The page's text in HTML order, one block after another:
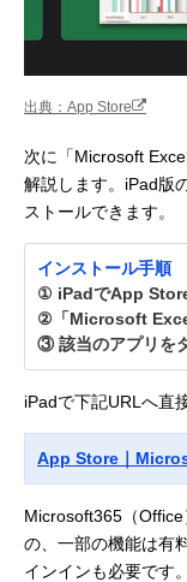
出典：App Store
次に「Microsoft
解説します。iPad版
ストールできます。
インストール手順
① iPadでApp
②「Microsoft
③ 該当のアプリを
iPadで下記URLへ直
App Store｜
Microsoft365（
の、一部の機能は有
インインも必要です。